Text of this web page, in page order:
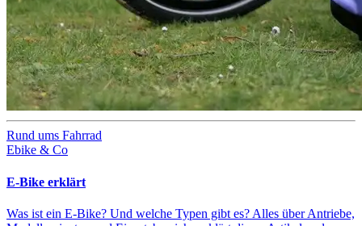
Rund ums Fahrrad
Ebike & Co
E-Bike erklärt
Was ist ein E-Bike? Und welche Typen gibt es? Alles über Antriebe,